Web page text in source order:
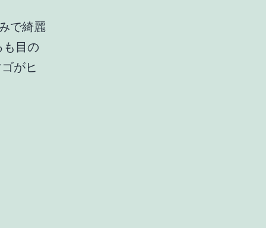
で綺麗
も目の
がヒ